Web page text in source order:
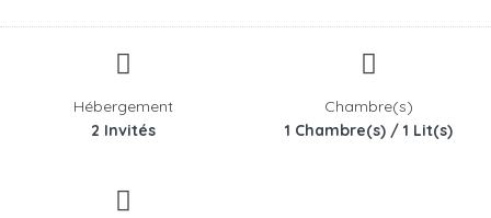
Hébergement
2 Invités
Chambre(s)
1 Chambre(s) / 1 Lit(s)